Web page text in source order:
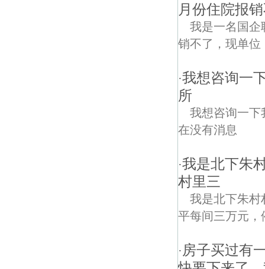
月份住院报
我是一名国企
销不了，现单位
·我想咨询一
所
我想咨询一下
在没有消息
·我是北下朱
村里三
我是北下朱村
平每间三万元，
· 房子买过有